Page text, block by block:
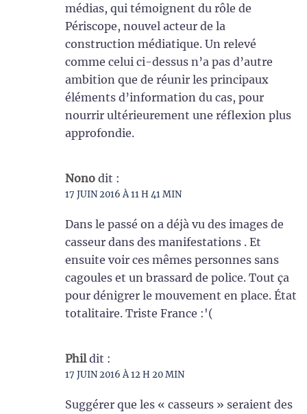
médias, qui témoignent du rôle de
Périscope, nouvel acteur de la
construction médiatique. Un relevé
comme celui ci-dessus n’a pas d’autre
ambition que de réunir les principaux
éléments d’information du cas, pour
nourrir ultérieurement une réflexion plus
approfondie.
Nono dit :
17 JUIN 2016 À 11 H 41 MIN
Dans le passé on a déjà vu des images de
casseur dans des manifestations . Et
ensuite voir ces mêmes personnes sans
cagoules et un brassard de police. Tout ça
pour dénigrer le mouvement en place. État
totalitaire. Triste France :'(
Phil dit :
17 JUIN 2016 À 12 H 20 MIN
Suggérer que les « casseurs » seraient des